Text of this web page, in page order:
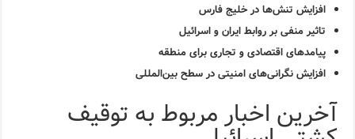
افزایش تنش‌ها در خلیج فارس
تاثیر منفی بر روابط ایران و اسرائیل
پیامدهای اقتصادی و تجاری برای منطقه
افزایش نگرانی‌های امنیتی در سطح بین‌المللی
آخرین اخبار مربوط به توقیف